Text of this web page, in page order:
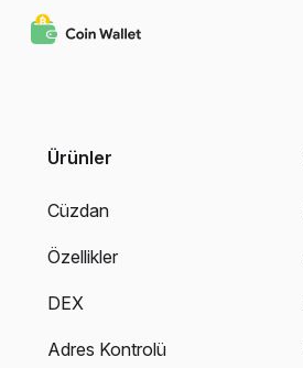
Ürünler
Cüzdan
Özellikler
DEX
Adres Kontrolü